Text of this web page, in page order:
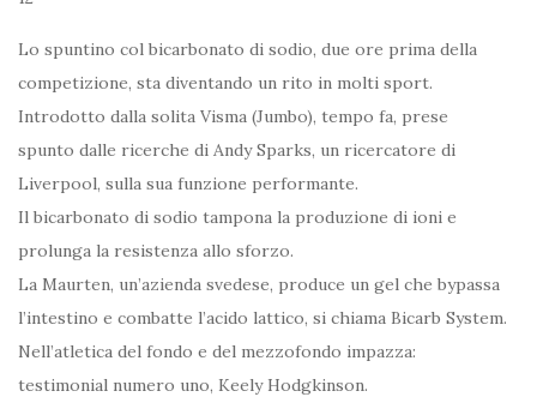
Lo spuntino col bicarbonato di sodio, due ore prima della
competizione, sta diventando un rito in molti sport.
Introdotto dalla solita Visma (Jumbo), tempo fa, prese
spunto dalle ricerche di Andy Sparks, un ricercatore di
Liverpool, sulla sua funzione performante.
Il bicarbonato di sodio tampona la produzione di ioni e
prolunga la resistenza allo sforzo.
La Maurten, un’azienda svedese, produce un gel che bypassa
l’intestino e combatte l’acido lattico, si chiama Bicarb System.
Nell’atletica del fondo e del mezzofondo impazza:
testimonial numero uno, Keely Hodgkinson.